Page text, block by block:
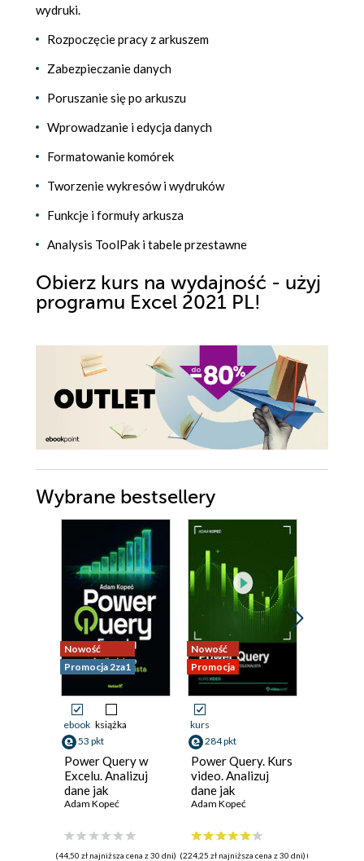
wydruki.
Rozpoczęcie pracy z arkuszem
Zabezpieczanie danych
Poruszanie się po arkuszu
Wprowadzanie i edycja danych
Formatowanie komórek
Tworzenie wykresów i wydruków
Funkcje i formuły arkusza
Analysis ToolPak i tabele przestawne
Obierz kurs na wydajność - użyj
programu Excel 2021 PL!
Wybrane bestsellery
Nowość
Promocja 2za1
ebook książka
53 pkt
Power Query w
Excelu. Analizuj
dane jak
profesjonalista
Adam Kopeć
(44,50 zł najniższa cena z 30 dni)
Nowość
Promocja
kurs
284 pkt
Power Query. Kurs
video. Analizuj
dane jak
profesjonalista
Adam Kopeć
(224,25 zł najniższa cena z 30 dni) (171,74 zł